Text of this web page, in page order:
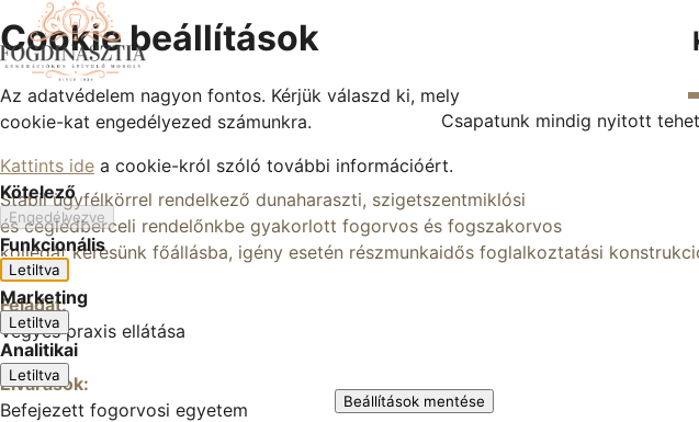
Csapatunk mindig nyitott
Stabil ügyfélkörrel rendelkező dunaharaszti, szigetszentmiklósi
és ceglédberceli rendelőnkbe gyakorlott fogorvos és fogszakorvos
kollégát keresünk főállásba, igény esetén részmunkaidős foglalkoztatási
Feladat:
Vegyes praxis ellátása
Elvárások:
Befejezett fogorvosi egyetem
Cookie beállítások
Az adatvédelem nagyon fontos. Kérjük válaszd ki, mely
cookie-kat engedélyezed számunkra.
Kattints ide a cookie-król szóló további információért.
Kötelező
Engedélyezve
Funkcionális
Letiltva
Marketing
Letiltva
Analitikai
Letiltva
Beállítások mentése